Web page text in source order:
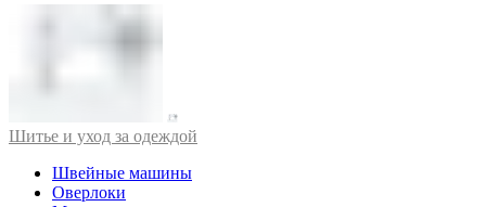
Шитье и уход за одеждой
Швейные машины
Оверлоки